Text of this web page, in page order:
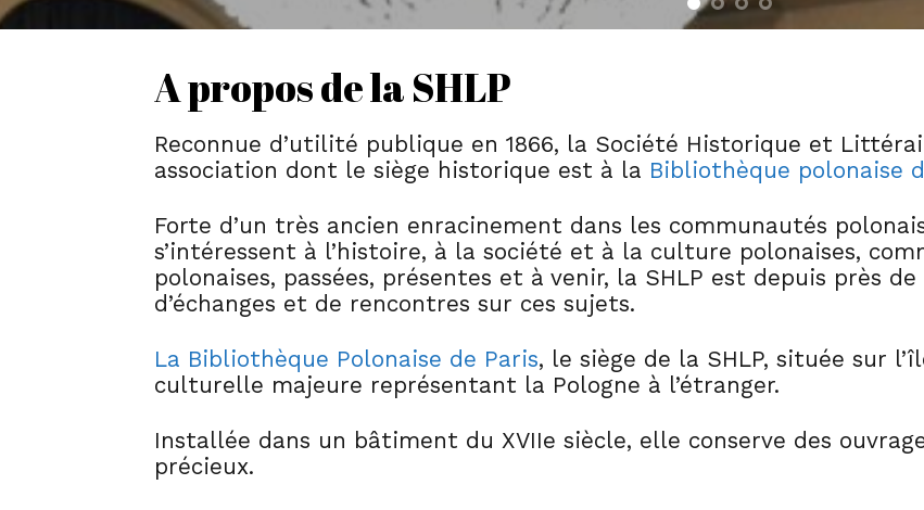
A propos de la SHLP
Reconnue d’utilité publique en 1866, la Société Historique et
association dont le siège historique est à la Bibliothèque polonaise
Forte d’un très ancien enracinement dans les communautés
s’intéressent à l’histoire, à la société et à la culture polonaises,
polonaises, passées, présentes et à venir, la SHLP est depuis près
d’échanges et de rencontres sur ces sujets.
La Bibliothèque Polonaise de Paris, le siège de la SHLP, située sur
culturelle majeure représentant la Pologne à l’étranger.
Installée dans un bâtiment du XVIIe siècle, elle conserve des
précieux.